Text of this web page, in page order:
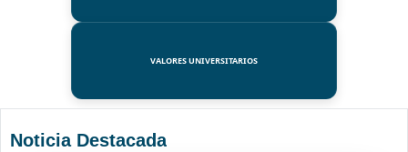
VALORES UNIVERSITARIOS
Noticia Destacada